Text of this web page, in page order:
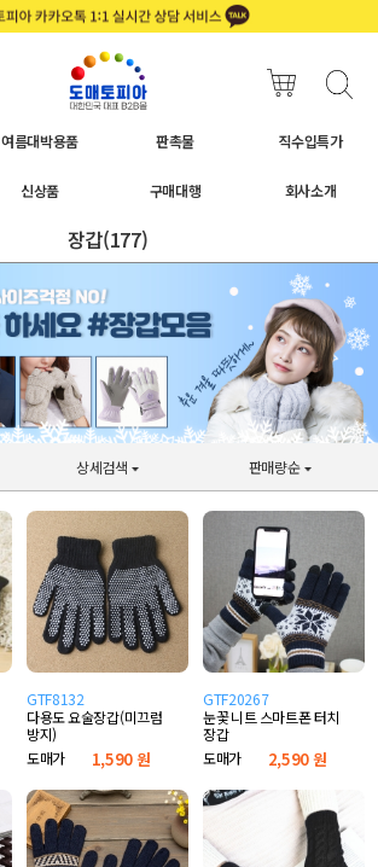
여름대박용품 판촉물 직수입특가
신상품 구매대행 회사소개
장갑(177)
상세검색 판매량순
GTF8132
다용도 요술장갑(미끄럼
방지)
도매가
1,590 원
GTF20267
눈꽃 니트 스마트폰 터치
장갑
도매가
2,590 원